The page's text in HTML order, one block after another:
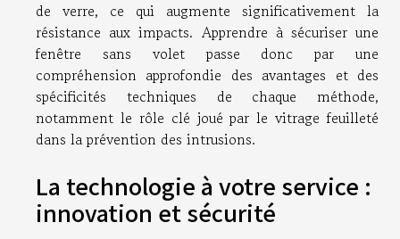
de verre, ce qui augmente significativement la
résistance aux impacts. Apprendre à sécuriser une
fenêtre sans volet passe donc par une
compréhension approfondie des avantages et des
spécificités techniques de chaque méthode,
notamment le rôle clé joué par le vitrage feuilleté
dans la prévention des intrusions.
La technologie à votre service :
innovation et sécurité